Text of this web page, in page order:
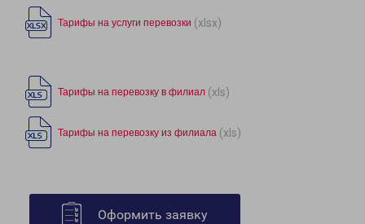
Тарифы на услуги перевозки (xlsx)
Тарифы на перевозку в филиал (xls)
Тарифы на перевозку из филиала (xls)
Оформить заявку